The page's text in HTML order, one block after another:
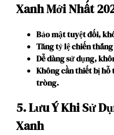
Xanh Mới Nhất
Bảo mật tuyệt đối,
Tăng tỷ lệ chiến
Dễ dàng sử dụng,
Không cần thiết bị
tròng.
5. Lưu Ý Khi Sử
Xanh